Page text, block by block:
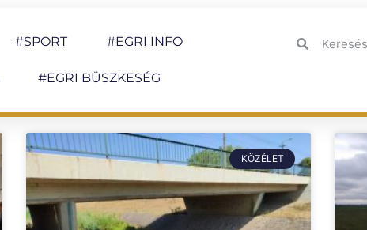
#SPORT #EGRI INFO
#EGRI BÜSZKESÉG
KÖZÉLET